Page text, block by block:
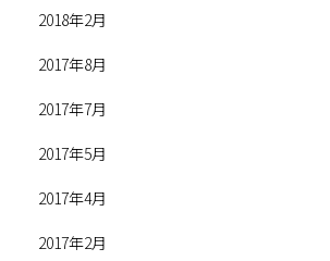
2018年2月
2017年8月
2017年7月
2017年5月
2017年4月
2017年2月